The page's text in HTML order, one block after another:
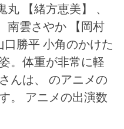
丸
【緒方恵美】 、
南雲さやか
【岡村
勝平 小角のかけた
。体重が非常に軽
んは、 のアニメの
。 アニメの出演数